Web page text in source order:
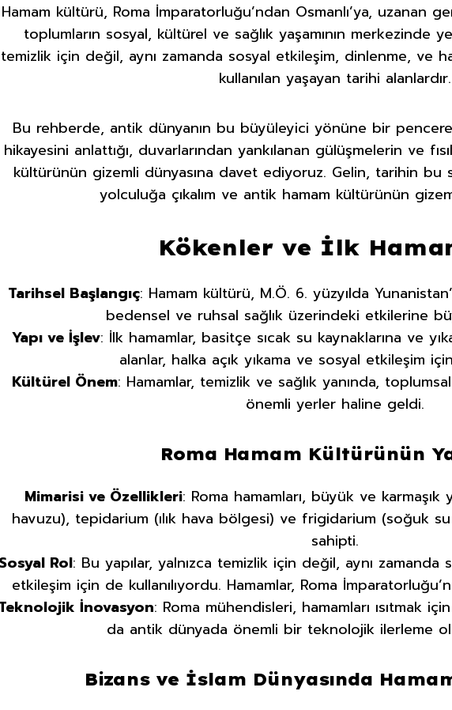
Hamam kültürü, Roma İmparatorluğu’ndan Osmanlı’ya, uzanan
toplumların sosyal, kültürel ve sağlık yaşamının merkezinde
temizlik için değil, aynı zamanda sosyal etkileşim, dinlenme, ve
kullanılan yaşayan tarihi alanlardır.
Bu rehberde, antik dünyanın bu büyüleyici yönüne bir
hikayesini anlattığı, duvarlarından yankılanan gülüşmelerin ve
kültürünün gizemli dünyasına davet ediyoruz. Gelin, tarihin bu
yolculuğa çıkalım ve antik hamam kültürünün
Kökenler ve İlk
Tarihsel Başlangıç: Hamam kültürü, M.Ö. 6. yüzyılda
bedensel ve ruhsal sağlık üzerindeki etkilerine
Yapı ve İşlev: İlk hamamlar, basitçe sıcak su kaynaklarına ve
alanlar, halka açık yıkama ve sosyal etkileşim
Kültürel Önem: Hamamlar, temizlik ve sağlık yanında,
önemli yerler haline geldi.
Roma Hamam Kültürünün
Mimarisi ve Özellikleri: Roma hamamları, büyük ve karmaşık
havuzu), tepidarium (ılık hava bölgesi) ve frigidarium (soğuk
sahipti.
Sosyal Rol: Bu yapılar, yalnızca temizlik için değil, aynı
etkileşim için de kullanılıyordu. Hamamlar, Roma
İnovasyon: Roma mühendisleri, hamamları ısıtmak
da antik dünyada önemli bir teknolojik ilerleme
Bizans ve İslam Dünyasında